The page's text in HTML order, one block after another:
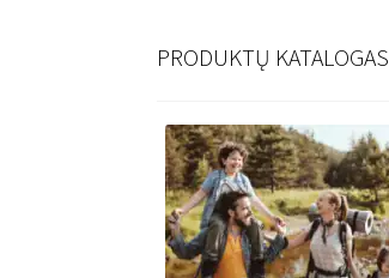
PRODUKTŲ KATALOGAS